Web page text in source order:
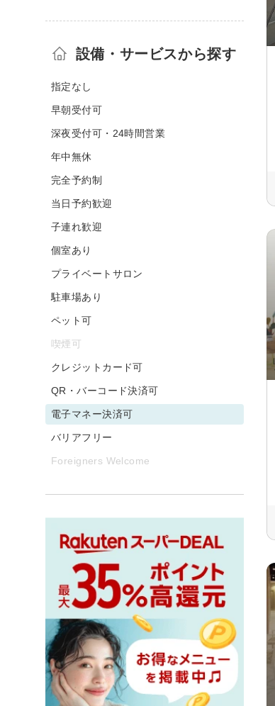
設備・サービスから探す
指定なし
早朝受付可
深夜受付可・24時間営業
年中無休
完全予約制
当日予約歓迎
子連れ歓迎
個室あり
プライベートサロン
駐車場あり
ペット可
喫煙可
クレジットカード可
QR・バーコード決済可
電子マネー決済可
バリアフリー
Foreigners Welcome